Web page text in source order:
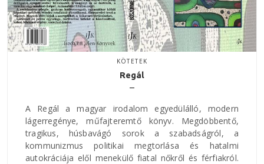
KÖTETEK
Regál
A Regál a magyar irodalom egyedülálló, modern
lágerregénye, műfajteremtő könyv. Megdöbbentő,
tragikus, húsbavágó sorok a szabadságról, a
kommunizmus politikai megtorlása és hatalmi
autokráciája elől menekülő fiatal nőkről és férfiakról.